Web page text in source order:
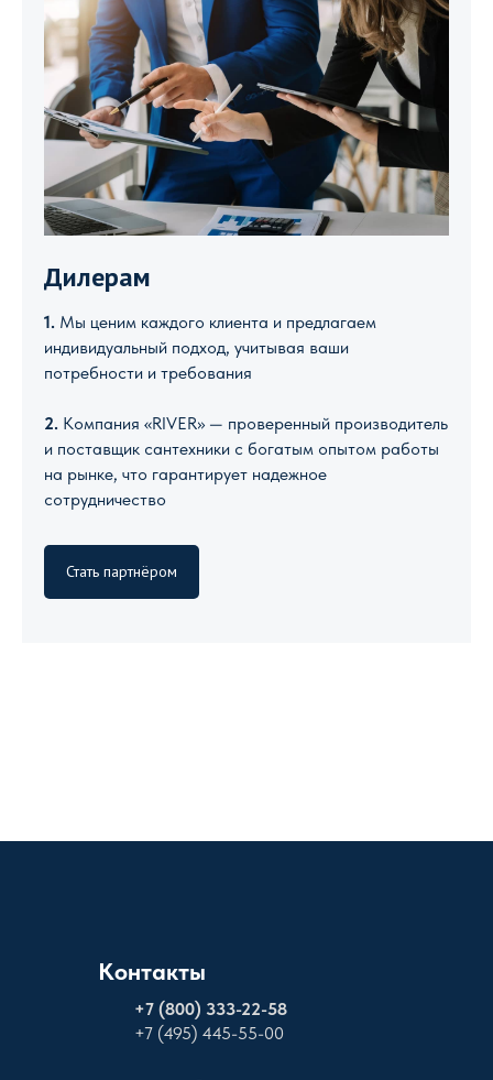
Дилерам
1. Мы ценим каждого клиента и предлагаем
индивидуальный подход, учитывая ваши
потребности и требования
2. Компания «RIVER» — проверенный производитель
и поставщик сантехники с богатым опытом работы
на рынке, что гарантирует надежное
сотрудничество
Стать партнёром
Контакты
+7 (800) 333-22-58
+7 (495) 445-55-00